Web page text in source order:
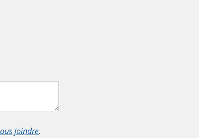
joindre.